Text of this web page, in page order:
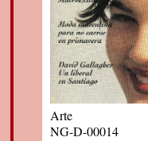
Arte
NG-D-00014